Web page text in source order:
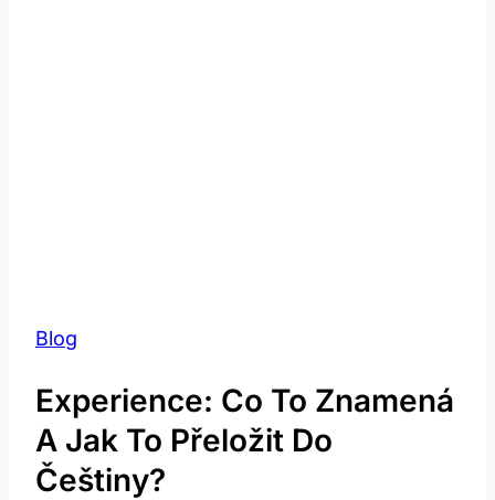
Blog
Experience: Co To Znamená
A Jak To Přeložit Do
Češtiny?